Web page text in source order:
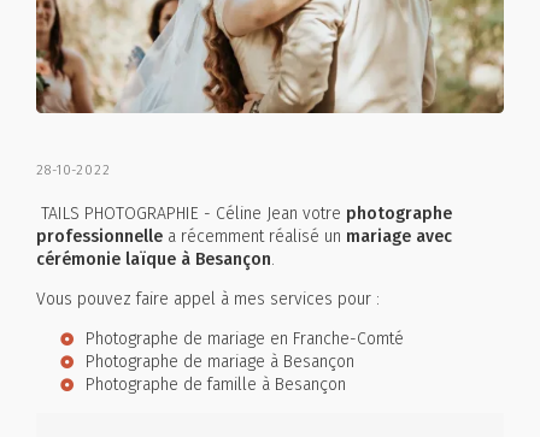
28-10-2022
TAILS PHOTOGRAPHIE - Céline Jean votre photographe
professionnelle a récemment réalisé un mariage avec
cérémonie laïque à Besançon.
Vous pouvez faire appel à mes services pour :
Photographe de mariage en Franche-Comté
Photographe de mariage à Besançon
Photographe de famille à Besançon